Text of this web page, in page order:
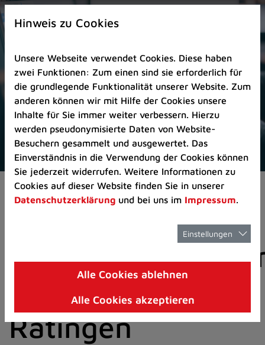
Zur
Startseite
Zum
Seitenanfang
springen
(Schnelltaste
A)
Zur
Navigation/Menü
springen
(Schnelltaste
M)
Zur
8)
I)
Aktuelles Pressemitteilungen
der Stadt
Ratingen
Hinweis zu Cookies
Unsere Webseite verwendet Cookies. Diese haben
zwei Funktionen: Zum einen sind sie erforderlich für
die grundlegende Funktionalität unserer Website. Zum
anderen können wir mit Hilfe der Cookies unsere
Inhalte für Sie immer weiter verbessern. Hierzu
werden pseudonymisierte Daten von Website-
Besuchern gesammelt und ausgewertet. Das
Einverständnis in die Verwendung der Cookies können
Sie jederzeit widerrufen. Weitere Informationen zu
Cookies auf dieser Website finden Sie in unserer
Datenschutzerklärung und bei uns im Impressum.
Einstellungen
Alle Cookies ablehnen
Alle Cookies akzeptieren